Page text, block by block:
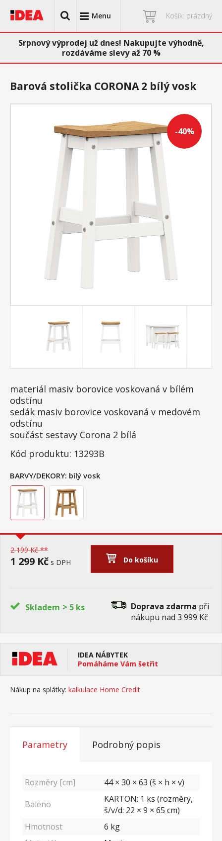
Menu Košík: prázdný
Srpnový výprodej už dnes! Nakupujte výhodně,
rozdáváme slevy až 70 %
-40%
Barová stolička CORONA 2 bílý vosk
materiál masiv borovice voskovaná v bílém
odstínu
sedák masiv borovice voskovaná v medovém
odstínu
součást sestavy Corona 2 bílá
Kód produktu: 13293B
BARVY/DEKORY: bílý vosk
2 199 Kč **
1 299 Kč s DPH Do košíku
Skladem > 5 ks Doprava zdarma při
nákupu nad 3 999 Kč
IDEA NÁBYTEK
Pomáháme Vám šetřit
Nákup na splátky: kalkulace Home Credit
Parametry Podrobný popis
Rozměry [cm]
44 × 30 × 63 (š × h × v)
Baleno
KARTON: 1 ks (rozměry,
š/v/d: 22 × 9 × 65 cm)
Hmotnost
6 kg